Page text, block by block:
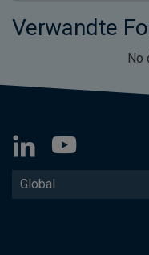
Verwandte
No
Global